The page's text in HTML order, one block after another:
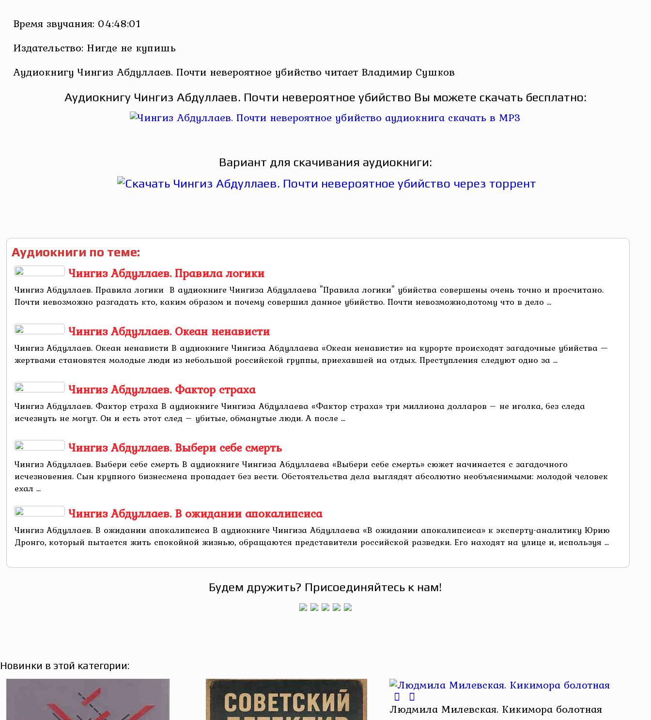
Время звучания: 04:48:01
Издательство: Нигде не купишь
Аудиокнигу Чингиз Абдуллаев. Почти невероятное убийство читает Владимир Сушков
Аудиокнигу Чингиз Абдуллаев. Почти невероятное убийство Вы можете скачать бесплатно:
Вариант для скачивания аудиокниги:
Аудиокниги по теме:
Чингиз Абдуллаев. Правила логики
Чингиз Абдуллаев. Правила логики В аудиокниге Чингиза Абдуллаева "Правила логики" убийства совершены очень точно и просчитано.
Почти невозможно разгадать кто, каким образом и почему совершил данное убийство. Почти невозможно,потому что в дело ...
Чингиз Абдуллаев. Океан ненависти
Чингиз Абдуллаев. Океан ненависти В аудиокниге Чингиза Абдуллаева «Океан ненависти» на курорте происходят загадочные убийства —
жертвами становятся молодые люди из небольшой российской группы, приехавшей на отдых. Преступления следуют одно за ...
Чингиз Абдуллаев. Фактор страха
Чингиз Абдуллаев. Фактор страха В аудиокниге Чингиза Абдуллаева «Фактор страха» три миллиона долларов – не иголка, без следа
исчезнуть не могут. Он и есть этот след – убитые, обманутые люди. А после ...
Чингиз Абдуллаев. Выбери себе смерть
Чингиз Абдуллаев. Выбери себе смерть В аудиокниге Чингиза Абдуллаева «Выбери себе смерть» сюжет начинается с загадочного
исчезновения. Сын крупного бизнесмена пропадает без вести. Обстоятельства дела выглядят абсолютно необъяснимыми: молодой человек
ехал ...
Чингиз Абдуллаев. В ожидании апокалипсиса
Чингиз Абдуллаев. В ожидании апокалипсиса В аудиокниге Чингиза Абдуллаева «В ожидании апокалипсиса» к эксперту-аналитику Юрию
Дронго, который пытается жить спокойной жизнью, обращаются представители российской разведки. Его находят на улице и, используя ...
Будем дружить? Присоединяйтесь к нам!
Новинки в этой категории:
Людмила Милевская. Кикимора болотная